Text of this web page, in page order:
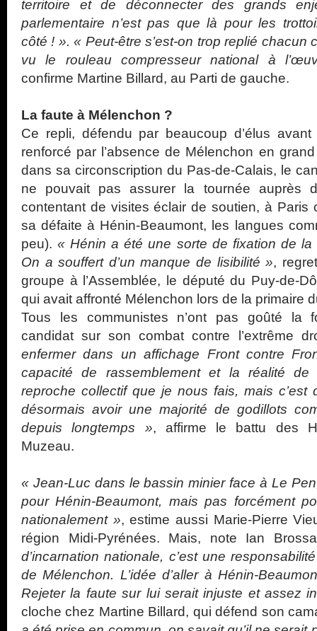
territoire et de déconnecter des grands
parlementaire n’est pas que là pour les
côté ! ». « Peut-être s’est-on trop replié chacun
vu le rouleau compresseur national à
confirme Martine Billard, au Parti de gauche.
La faute à Mélenchon ?
Ce repli, défendu par beaucoup d’élus avant
renforcé par l’absence de Mélenchon en
dans sa circonscription du Pas-de-Calais, le
ne pouvait pas assurer la tournée auprès
contentant de visites éclair de soutien, à Paris
sa défaite à Hénin-Beaumont, les langues
peu).« Hénin a été une sorte de fixation de
On a souffert d’un manque de lisibilité »,
groupe à l’Assemblée, le député du Puy-de-
qui avait affronté Mélenchon lors de la primaire
Tous les communistes n’ont pas goûté la
candidat sur son combat contre l’extrême
enfermer dans un affichage Front contre
capacité de rassemblement et la réalité de
reproche collectif que je nous fais, mais c’est
désormais avoir une majorité de godillots
depuis longtemps », affirme le battu des
Muzeau.
« Jean-Luc dans le bassin minier face à Le
pour Hénin-Beaumont, mais pas forcément
nationalement », estime aussi Marie-Pierre
région Midi-Pyrénées. Mais, note Ian
d’incarnation nationale, c’est une
de Mélenchon. L’idée d’aller à Hénin-
Rejeter la faute sur lui serait injuste et assez
cloche chez Martine Billard, qui défend son